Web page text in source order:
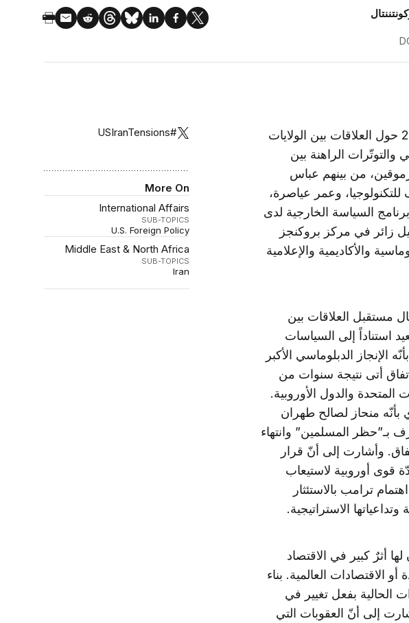
#USIranTensions
More On
International Affairs
SUB-TOPICS
U.S. Foreign Policy
Middle East & North Africa
SUB-TOPICS
Iran
نظّم مركز بروكنجز الدوحة ندوة في 20 أكتوبر 2019 حول العلاقات بين الولايات
والتوتّرات الراهنة بين
من بينهم عباس
وعمر عياصرة،
السياسة الخارجية لدى
زائر في مركز بروكنجز
والأكاديمية والإعلامية
مستقبل العلاقات بين
استناداً إلى السياسات
الإنجاز الدبلوماسي الأكبر
1981، مُضيفة أنّ الاتفاق أتى نتيجة سنوات من
المتحدة والدول الأوروبية.
بأنّه منحاز لصالح طهران
بـ”حظر المسلمين” وانتهاء
من الاتفاق. وأشارت إلى أنّ قرار
أوروبية لاستيعاب
ترامب بالاستئثار
الاستراتيجية.
أثرٌ كبير في الاقتصاد
الاقتصادات العالمية. بناء
الحالية بفعل تغيير في
إلى أنّ العقوبات التي